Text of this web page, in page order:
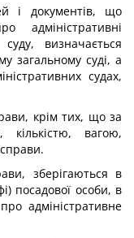
і документів, що
визначається
загальному суді, а
судах,
крім тих, що за
кількістю, вагою,
зберігаються в
посадової особи, в
адміністративне